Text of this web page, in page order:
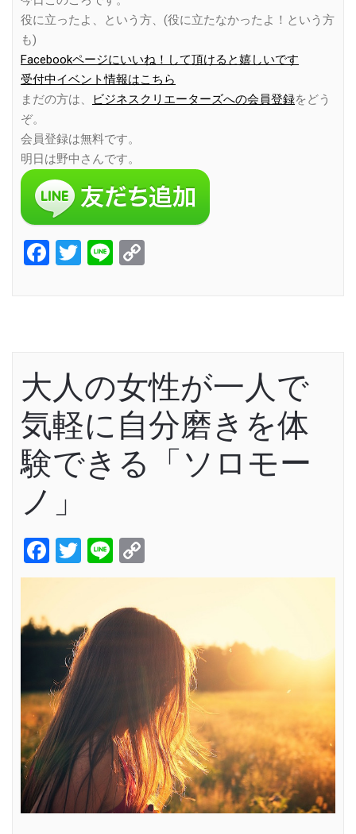
役に立ったよ、という方、(役に立たなかったよ！という方
も)
Facebookページにいいね！して頂けると嬉しいです
受付中イベント情報はこちら
まだの方は、
ビジネスクリエーターズへの会員登録をどう
ぞ。
会員登録は無料です。
明日は野中さんです。
Facebook
Twitter
Line
大人の女性が一人で
気軽に自分磨きを体
験できる「ソロモー
ノ」
Facebook
Twitter
Line
Link